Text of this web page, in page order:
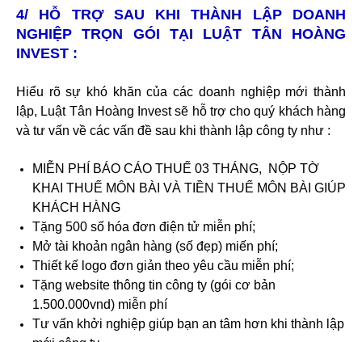
4/ HỖ TRỢ SAU KHI THÀNH LẬP DOANH
NGHIỆP TRỌN GÓI TẠI LUẬT TÂN HOÀNG
INVEST :
Hiểu rõ sự khó khăn của các doanh nghiệp mới thành
lập, Luật Tân Hoàng Invest sẽ hỗ trợ cho quý khách hàng
và tư vấn về các vấn đề sau khi thành lập công ty như :
MIỄN PHÍ BÁO CÁO THUẾ 03 THÁNG, NỘP TỜ
KHAI THUẾ MÔN BÀI VÀ TIỀN THUẾ MÔN BÀI GIÚP
KHÁCH HÀNG
Tặng 500 số hóa đơn điện tử miễn phí;
Mở tài khoản ngân hàng (số đẹp) miến phí;
Thiết kế logo đơn giản theo yêu cầu miễn phí;
Tặng website thông tin công ty (gói cơ bản
1.500.000vnd) miễn phí
Tư vấn khởi nghiệp giúp bạn an tâm hơn khi thành lập